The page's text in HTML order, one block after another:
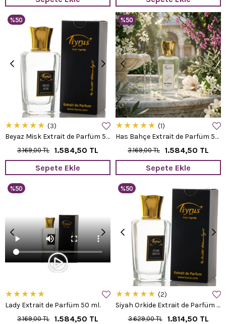
Beyaz Misk Extrait de Parfüm 50 ml.
★★★★★ 3
1.584,50 TL
3.169,00 TL
Sepete Ekle
%50
Has Bahçe Extrait de Parfüm 50 ml.
★★★★★ 1
1.584,50 TL
3.169,00 TL
Sepete Ekle
%50
Lady Extrait de Parfüm 50 ml.
★★★★★
1.584,50 TL
3.169,00 TL
%50
Siyah Orkide Extrait de Parfüm 50 ml.
★★★★★ 2
1.814,50 TL
3.629,00 TL
%50